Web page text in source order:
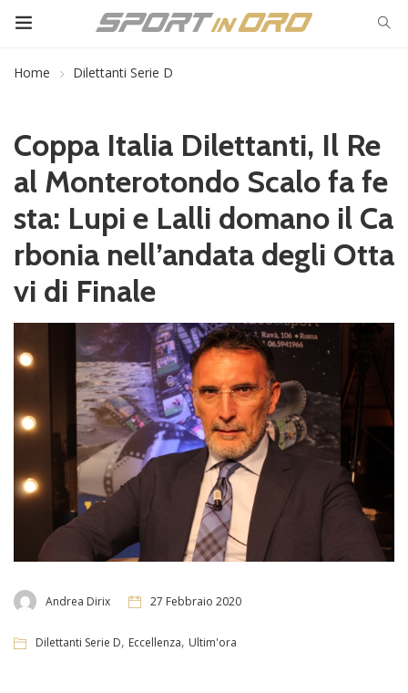
Home Dilettanti Serie D
Coppa Italia Dilettanti, Il Re
al Monterotondo Scalo fa fe
sta: Lupi e Lalli domano il Ca
rbonia nell’andata degli Otta
vi di Finale
Andrea Dirix 27 Febbraio 2020
Dilettanti Serie D, Eccellenza, Ultim'ora